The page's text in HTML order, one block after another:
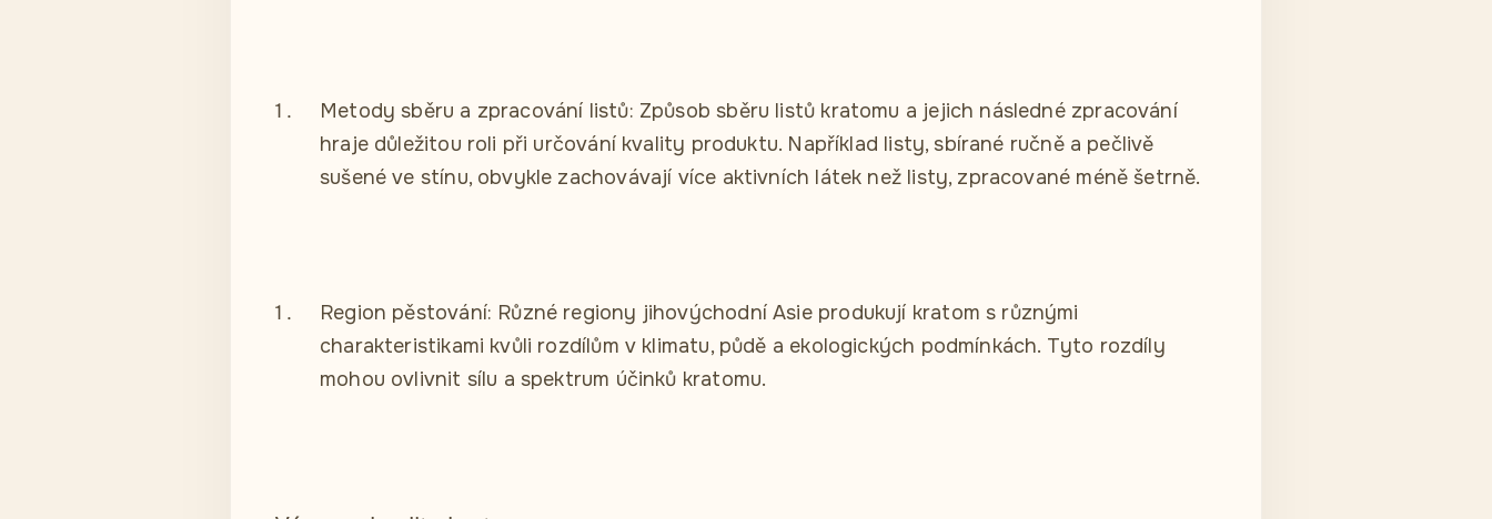
Metody sběru a zpracování listů: Způsob sběru listů kratomu a jejich následné zpracování
hraje důležitou roli při určování kvality produktu. Například listy, sbírané ručně a pečlivě
sušené ve stínu, obvykle zachovávají více aktivních látek než listy, zpracované méně šetrně.
Region pěstování: Různé regiony jihovýchodní Asie produkují kratom s různými
charakteristikami kvůli rozdílům v klimatu, půdě a ekologických podmínkách. Tyto rozdíly
mohou ovlivnit sílu a spektrum účinků kratomu.